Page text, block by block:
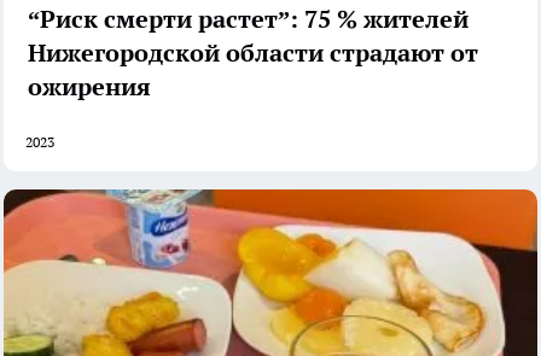
“Риск смерти растет”: 75 % жителей
Нижегородской области страдают от
ожирения
2023